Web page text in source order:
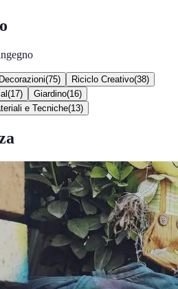
Decorazioni(75) Riciclo Creativo(38)
(17) Giardino(16)
e Tecniche(13)